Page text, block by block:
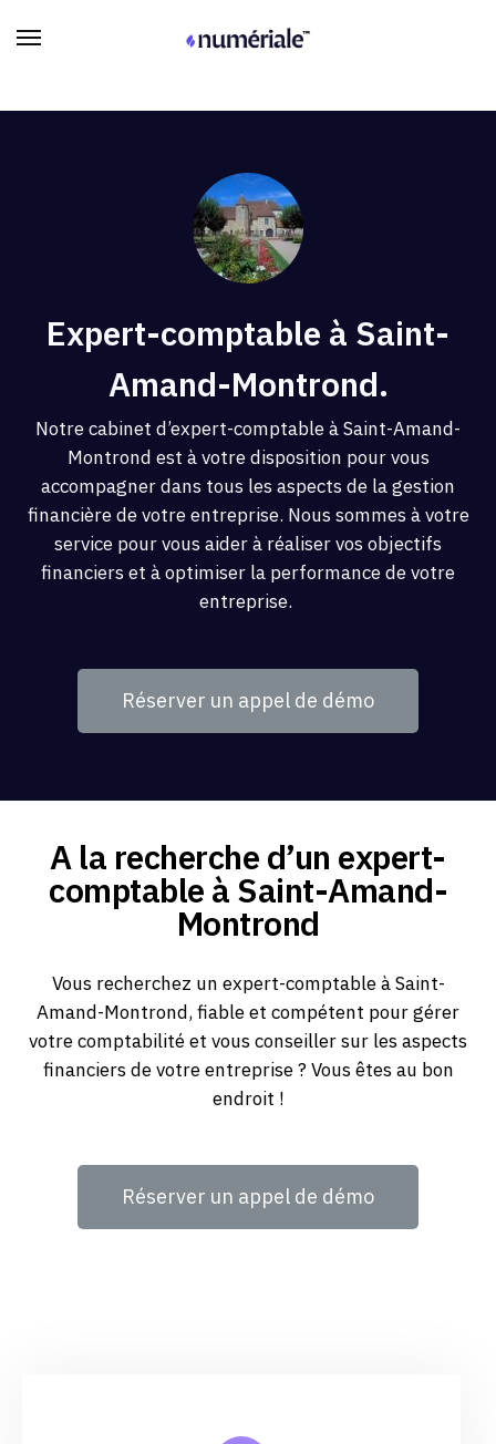
Expert-comptable à Saint-
Amand-Montrond.
Notre cabinet d’expert-comptable à Saint-Amand-
Montrond est à votre disposition pour vous
accompagner dans tous les aspects de la gestion
financière de votre entreprise. Nous sommes à votre
service pour vous aider à réaliser vos objectifs
financiers et à optimiser la performance de votre
entreprise.
Réserver un appel de démo
A la recherche d’un expert-
comptable à Saint-Amand-
Montrond
Vous recherchez un expert-comptable à Saint-
Amand-Montrond, fiable et compétent pour gérer
votre comptabilité et vous conseiller sur les aspects
financiers de votre entreprise ? Vous êtes au bon
endroit !
Réserver un appel de démo